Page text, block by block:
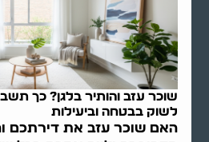
שוכר עזב והותיר בלגן? כך
לשוק בבטחה וביעילות
האם שוכר עזב את דירתכם